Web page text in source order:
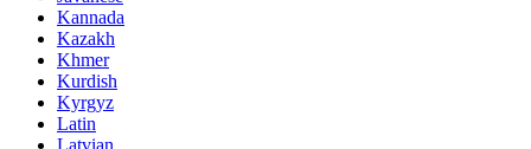
Kannada
Kazakh
Khmer
Kurdish
Kyrgyz
Latin
Latvian